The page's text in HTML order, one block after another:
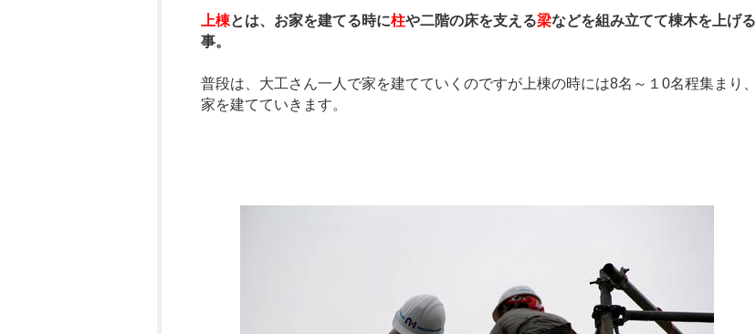
上棟とは、お家を建てる時に柱や二階の床を支える梁などを組み立てて棟木を上げる
事。
普段は、大工さん一人で家を建てていくのですが上棟の時には8名～１0名程集まり、
家を建てていきます。